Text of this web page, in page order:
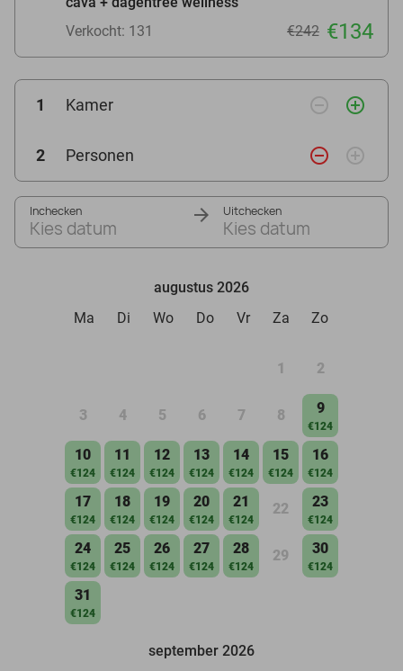
Verkocht: 131 €242 €134
1 Kamer remove_circle_outline add_circle_outline
2 Personen remove_circle_outline add_circle_outline
Inchecken
Kies datum
Uitchecken
Kies datum
augustus 2026
Ma
Di Wo Do Vr Za Zo
1 2
3 4 5 6 7 8 9
€124
10
€124
11
€124
12
€124
13
€124
14
€124
15
€124
16
€124
17
€124
18
€124
19
€124
20
€124
21
€124
22 23
€124
24
€124
25
€124
26
€124
27
€124
28
€124
29 30
€124
31
€124
september 2026